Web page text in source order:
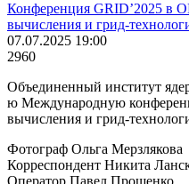
Конференция GRID’2025 в
вычисления и грид-
07.07.2025 19:00
2960
Объединенный институт
ю Международную
вычисления и грид-
Фотограф Ольга Мерзлякова
Корреспондент Никита